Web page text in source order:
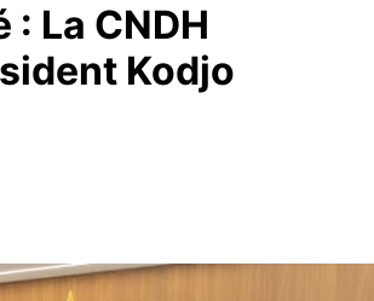
La CNDH
Kodjo